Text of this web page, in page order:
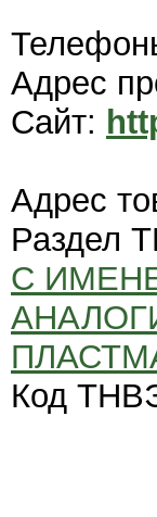
Адрес
Сайт:
Адрес
Раздел
С
Код